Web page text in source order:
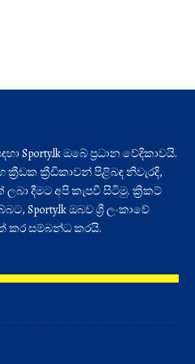
Sporty.lk ඔබේ ප්‍රධාන වේදිකාවයි.
ක්‍රීඩිකාවන් පිළිබඳ නිවැරදි,
දීමට අපි කැපවී සිටිමු. ක්‍රිකට්
Sporty.lk ඔබව ශ්‍රී ලංකාවේ
කර සම්බන්ධ කරයි.